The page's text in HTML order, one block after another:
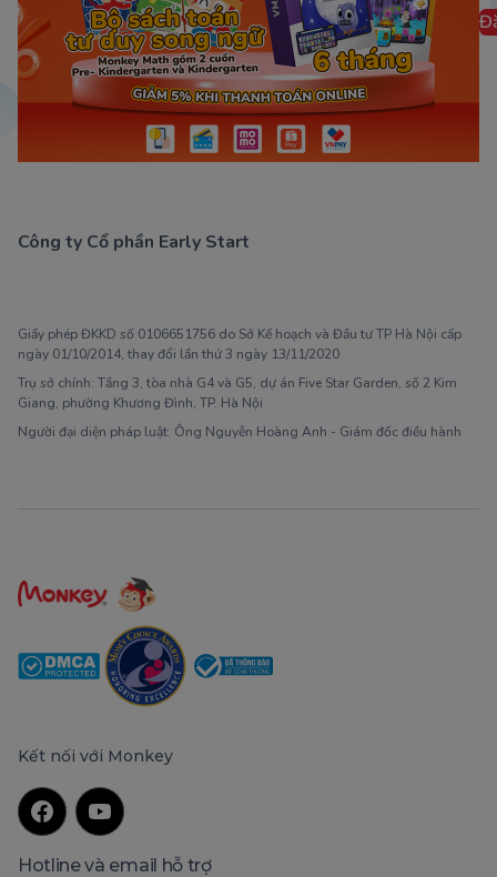
Công ty Cổ phần Early Start
Giấy phép ĐKKD số 0106651756 do Sở Kế hoạch và Đầu tư TP Hà Nội cấp
ngày 01/10/2014, thay đổi lần thứ 3 ngày 13/11/2020
Trụ sở chính: Tầng 3, tòa nhà G4 và G5, dự án Five Star Garden, số 2 Kim
Giang, phường Khương Đình, TP. Hà Nội
Người đại diện pháp luật: Ông Nguyễn Hoàng Anh - Giám đốc điều hành
Kết nối với Monkey
Hotline và email hỗ trợ